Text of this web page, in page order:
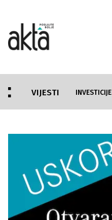
VIJESTI INVESTICIJE